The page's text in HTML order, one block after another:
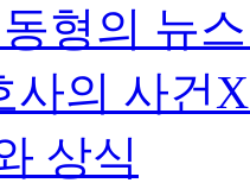
형의 뉴
사의 사건
상식